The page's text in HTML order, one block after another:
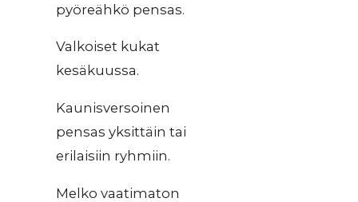
pyöreähkö pensas.
Valkoiset kukat
kesäkuussa.
Kaunisversoinen
pensas yksittäin tai
erilaisiin ryhmiin.
Melko vaatimaton